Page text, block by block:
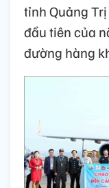
tỉnh Quảng
đầu tiên của
đường hàng